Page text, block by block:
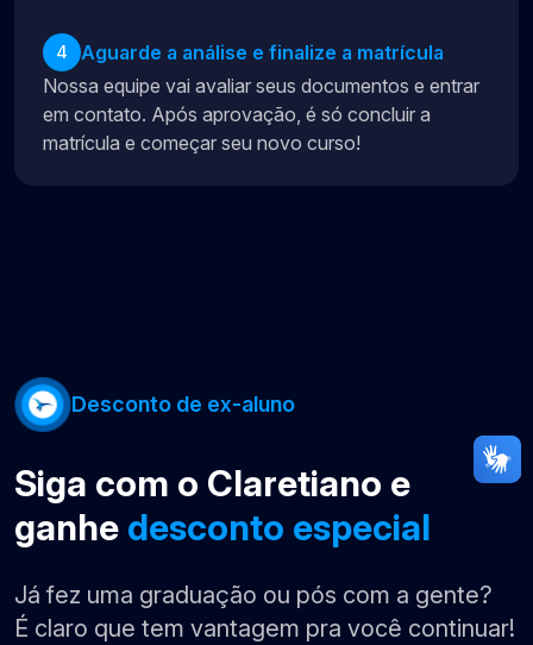
4
Aguarde a análise e finalize a matrícula
Nossa equipe vai avaliar seus documentos e entrar
em contato. Após aprovação, é só concluir a
matrícula e começar seu novo curso!
Desconto de ex-aluno
Siga com o Claretiano e
ganhe desconto especial
Já fez uma graduação ou pós com a gente?
É claro que tem vantagem pra você continuar!